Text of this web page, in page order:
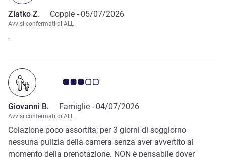
Zlatko Z. Coppie - 05/07/2026
Avvisi confermati di ALL
-
Giudizio clienti 3.0/5
Giovanni B. Famiglie - 04/07/2026
Avvisi confermati di ALL
Colazione poco assortita; per 3 giorni di soggiorno
nessuna pulizia della camera senza aver avvertito al
momento della prenotazione. NON è pensabile dover